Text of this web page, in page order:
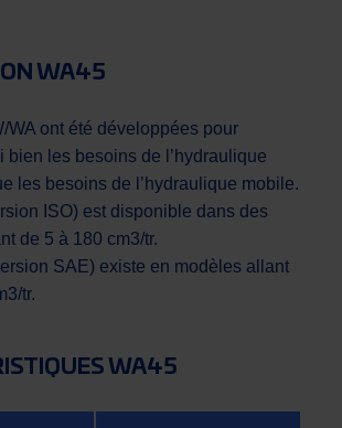
WA45
WA ont été développées pour
bien les besoins de l’hydraulique
les besoins de l’hydraulique mobile.
ISO) est disponible dans des
de 5 à 180 cm3/tr.
SAE) existe en modèles allant
tr.
WA45